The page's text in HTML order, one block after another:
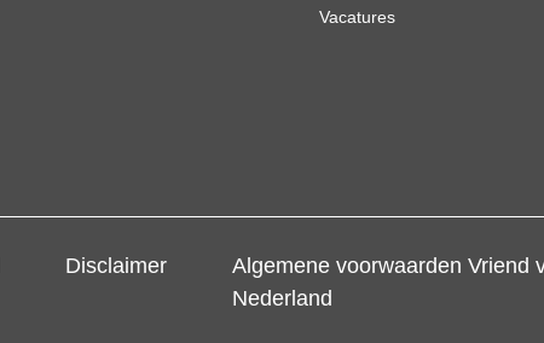
Vacatures
Disclaimer
Algemene voorwaarden Vriend
Nederland